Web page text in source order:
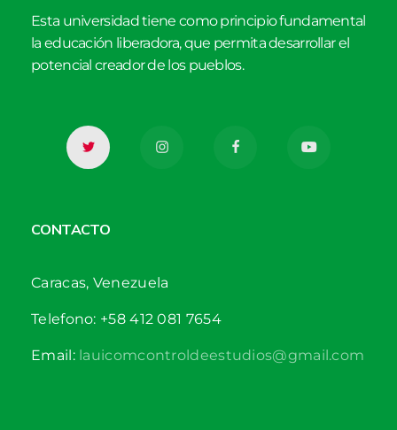
Esta universidad tiene como principio fundamental
la educación liberadora, que permita desarrollar el
potencial creador de los pueblos.
CONTACTO
Caracas, Venezuela
Telefono: +58 412 081 7654
Email:lauicomcontroldeestudios@gmail.com